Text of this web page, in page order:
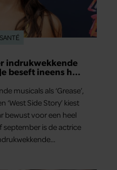
indrukwekkende
beseft ineens hoe
musicals als ‘Grease’,
‘West Side Story’ kiest
bewust voor een heel
september is de actrice